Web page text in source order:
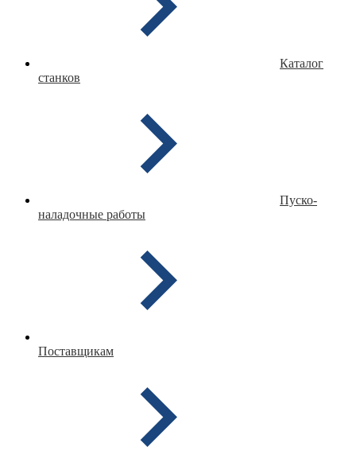
Каталог
станков
Пуско-
наладочные работы
Поставщикам